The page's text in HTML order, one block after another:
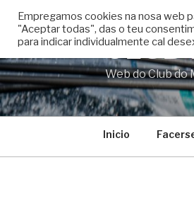
content
CLUB
Web do Club do
Inicio
Empregamos cookies na nosa web
"Aceptar todas", das o teu
para indicar individualmente cal